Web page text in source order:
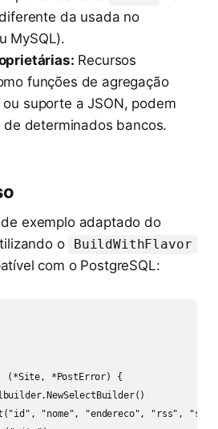
da usada no
MySQL).
Recursos
funções de agregação
suporte a JSON, podem
de determinados bancos.
exemplo adaptado do
o
BuildWithFlavor
com o PostgreSQL:
(*Site, *PostError) {